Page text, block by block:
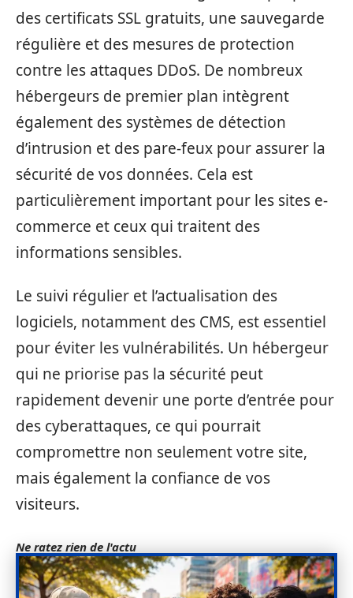
des certificats SSL gratuits, une sauvegarde
régulière et des mesures de protection
contre les attaques DDoS. De nombreux
hébergeurs de premier plan intègrent
également des systèmes de détection
d’intrusion et des pare-feux pour assurer la
sécurité de vos données. Cela est
particulièrement important pour les sites e-
commerce et ceux qui traitent des
informations sensibles.
Le suivi régulier et l’actualisation des
logiciels, notamment des CMS, est essentiel
pour éviter les vulnérabilités. Un hébergeur
qui ne priorise pas la sécurité peut
rapidement devenir une porte d’entrée pour
des cyberattaques, ce qui pourrait
compromettre non seulement votre site,
mais également la confiance de vos
visiteurs.
Ne ratez rien de l'actu